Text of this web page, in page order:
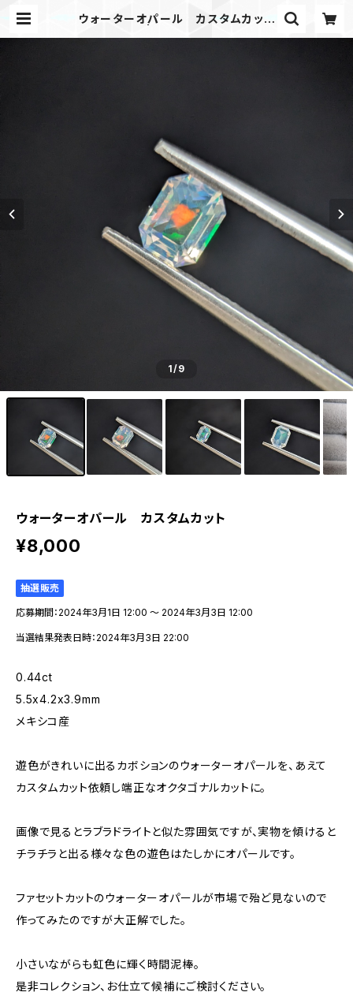
ウォーターオパール カスタムカット
1/9
ウォーターオパール カスタムカット
¥8,000
抽選販売
応募期間：2024年3月1日 12:00 〜 2024年3月3日 12:00
当選結果発表日時：2024年3月3日 22:00
0.44ct
5.5x4.2x3.9mm
メキシコ産
遊色がきれいに出るカボションのウォーターオパールを、あえて
カスタムカット依頼し端正なオクタゴナルカットに。
画像で見るとラブラドライトと似た雰囲気ですが、実物を傾けると
チラチラと出る様々な色の遊色はたしかにオパールです。
ファセットカットのウォーターオパールが市場で殆ど見ないので
作ってみたのですが大正解でした。
小さいながらも虹色に輝く時間泥棒。
是非コレクション、お仕立て候補にご検討ください。